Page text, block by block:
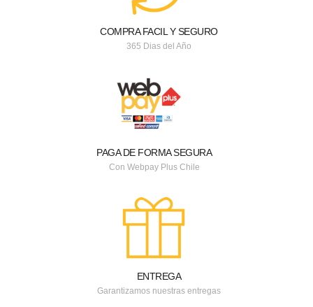
COMPRA FACIL Y SEGURO
365 Dias del Año
PAGA DE FORMA SEGURA
Con Webpay Plus Chile
ENTREGA
Garantizamos nuestras entregas